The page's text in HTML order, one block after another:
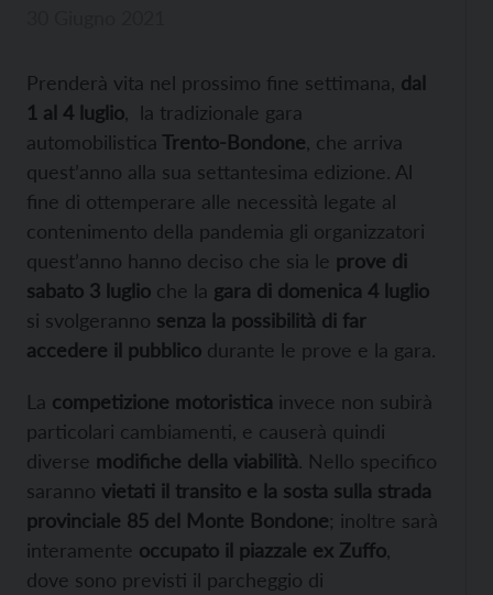
Prenderà vita nel prossimo fine settimana, dal
1 al 4 luglio , la tradizionale gara
automobilistica Trento-Bondone , che arriva
quest’anno alla sua settantesima edizione. Al
fine di ottemperare alle necessità legate al
contenimento della pandemia gli organizzatori
quest’anno hanno deciso che sia le prove di
sabato 3 luglio che la gara di domenica 4 luglio
si svolgeranno senza la possibilità di far
accedere il pubblico durante le prove e la gara.
La competizione motoristica invece non subirà
particolari cambiamenti, e causerà quindi
diverse modifiche della viabilità. Nello specifico
saranno vietati il transito e la sosta sulla strada
provinciale 85 del Monte Bondone; inoltre sarà
interamente occupato il piazzale ex Zuffo
dove sono previsti il parcheggio di